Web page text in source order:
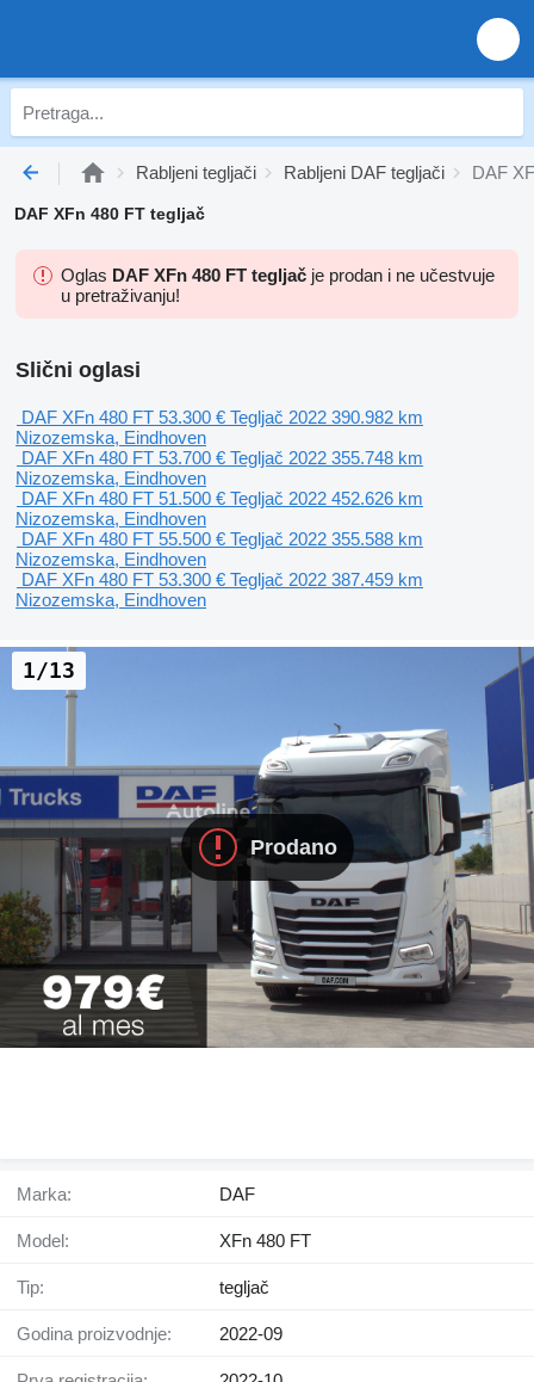
Rabljeni tegljači Rabljeni DAF tegljači DAF
DAF XFn 480 FT tegljač
Oglas DAF XFn 480 FT tegljač je prodan i ne učestvuje
u pretraživanju!
Slični oglasi
DAF XFn 480 FT 53.300 € Tegljač 2022 390.982 km
Nizozemska, Eindhoven
DAF XFn 480 FT 53.700 € Tegljač 2022 355.748 km
Nizozemska, Eindhoven
DAF XFn 480 FT 51.500 € Tegljač 2022 452.626 km
Nizozemska, Eindhoven
DAF XFn 480 FT 55.500 € Tegljač 2022 355.588 km
Nizozemska, Eindhoven
DAF XFn 480 FT 53.300 € Tegljač 2022 387.459 km
Nizozemska, Eindhoven
Prodano
1/13
Marka: DAF
Model: XFn 480 FT
Tip: tegljač
Godina proizvodnje: 2022-09